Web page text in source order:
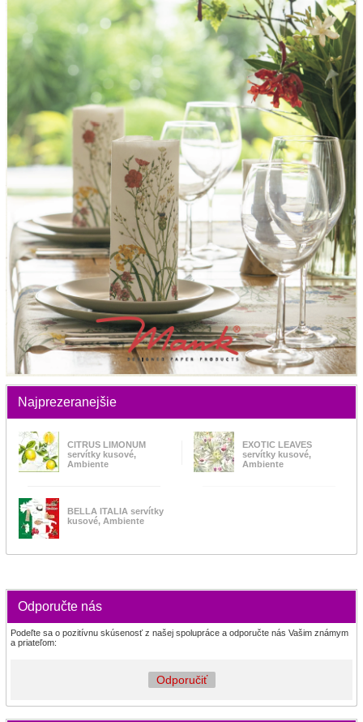
Najprezeranejšie
CITRUS LIMONUM
servítky kusové,
Ambiente
EXOTIC LEAVES
servítky kusové,
Ambiente
BELLA ITALIA servítky
kusové, Ambiente
Odporučte nás
Podeľte sa o pozitívnu skúsenosť z našej spolupráce a odporučte nás Vašim známym
a priateľom:
Odporučiť